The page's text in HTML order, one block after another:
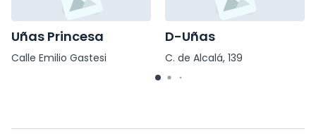
Uñas Princesa
Calle Emilio Gastesi
D-Uñas
C. de Alcalá, 139